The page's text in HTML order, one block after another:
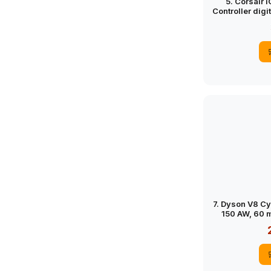
Controller
e
e 264
7. Dyson V8
150 AW, 60
Motorbar